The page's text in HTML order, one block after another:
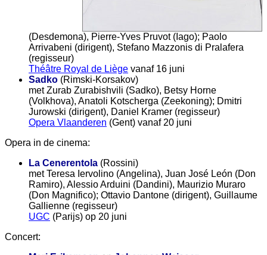
(Desdemona), Pierre-Yves Pruvot (Iago); Paolo
Arrivabeni (dirigent), Stefano Mazzonis di Pralafera
(regisseur)
Théâtre Royal de Liège vanaf 16 juni
Sadko (Rimski-Korsakov)
met Zurab Zurabishvili (Sadko), Betsy Horne
(Volkhova), Anatoli Kotscherga (Zeekoning); Dmitri
Jurowski (dirigent), Daniel Kramer (regisseur)
Opera Vlaanderen (Gent) vanaf 20 juni
Opera in de cinema:
La Cenerentola (Rossini)
met Teresa Iervolino (Angelina), Juan José León (Don
Ramiro), Alessio Arduini (Dandini), Maurizio Muraro
(Don Magnifico); Ottavio Dantone (dirigent), Guillaume
Gallienne (regisseur)
UGC (Parijs) op 20 juni
Concert: